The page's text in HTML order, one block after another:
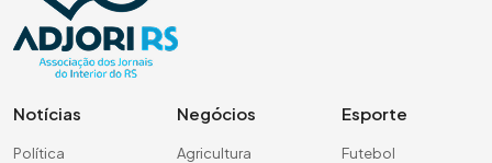
Notícias
Política
Negócios
Agricultura
Esporte
Futebol